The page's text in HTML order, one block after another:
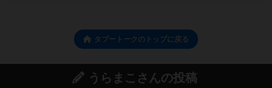
タブートークのトップに戻る
うらまこさんの投稿